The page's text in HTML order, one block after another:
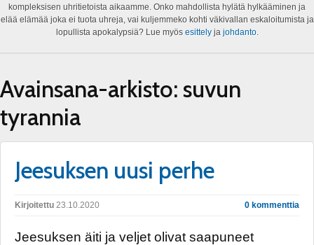
kompleksisen uhritietoista aikaamme. Onko mahdollista hylätä hylkääminen ja
elää elämää joka ei tuota uhreja, vai kuljemmeko kohti väkivallan eskaloitumista ja
lopullista apokalypsiä? Lue myös esittelyja johdanto.
Avainsana-arkisto: suvun
tyrannia
Jeesuksen uusi perhe
Kirjoitettu 23.10.2020 0 kommenttia
Jeesuksen äiti ja veljet olivat saapuneet